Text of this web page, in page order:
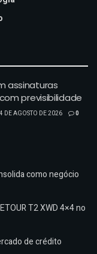
assinaturas
previsibilidade
4 DE AGOSTO DE 2026 0
como negócio
T2 XWD 4×4 no
de crédito